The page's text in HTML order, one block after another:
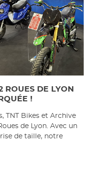
ROUES DE LYON
!
TNT Bikes et Archive
de Lyon. Avec un
de taille, notre
nouvelle liste